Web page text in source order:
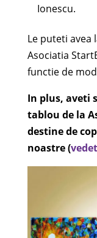
Ionescu.
Le puteti avea
Asociatia
functie de
In plus, aveti
tablou de la
destine de
noastre (